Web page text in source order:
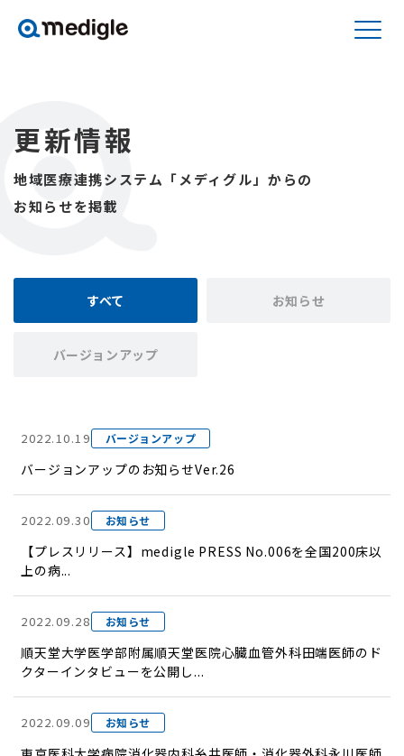
更新情報
地域医療連携システム「メディグル」からの
お知らせを掲載
すべて お知らせ
バージョンアップ
2022.10.19 バージョンアップ
バージョンアップのお知らせVer.26
2022.09.30 お知らせ
【プレスリリース】medigle PRESS No.006を全国200床以
上の病...
2022.09.28 お知らせ
順天堂大学医学部附属順天堂医院心臓血管外科田端医師のド
クターインタビューを公開し...
2022.09.09 お知らせ